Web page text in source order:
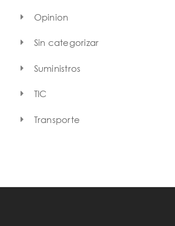
Opinion
Sin categorizar
Suministros
TIC
Transporte